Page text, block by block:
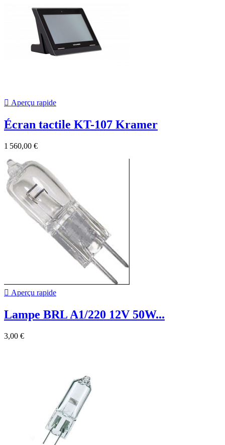
 Aperçu rapide
Écran tactile KT-107 Kramer
1 560,00 €
 Aperçu rapide
Lampe BRL A1/220 12V 50W...
3,00 €